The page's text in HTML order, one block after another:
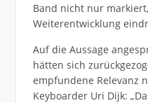
Band nicht nur
Weiterentwicklung
Auf die Aussage
hätten sich
empfundene Relevanz
Keyboarder Uri Dijk: